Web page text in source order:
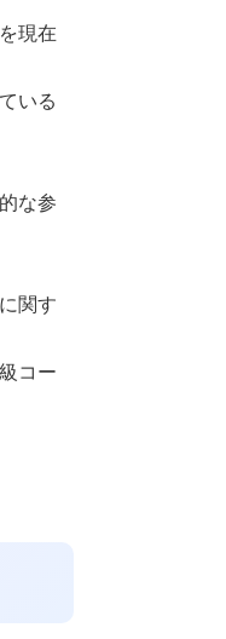
現在
いる
な参
関す
コー